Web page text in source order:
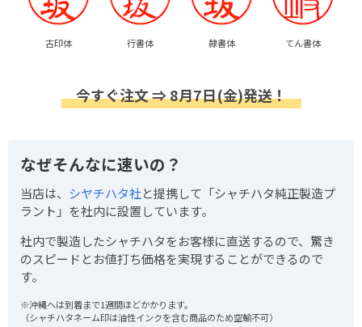
古印体 行書体 隷書体 てん書体
今すぐ注文 ⇒ 8月7日(金)発送！
なぜそんなに速いの？
当店は、 シヤチハタ社と提携して「シャチハタ純正製造プ
ラント」を社内に設置しています。
社内で製造したシャチハタをお客様に直送するので、驚き
のスピードとお値打ち価格を実現することができるので
す。
※沖縄へは到着まで1週間ほどかかります。
（シャチハタネーム印は油性インクを含む商品のため空輸不可）